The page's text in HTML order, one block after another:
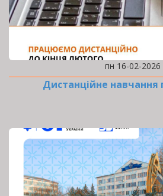
пн 16-02-2026
Дистанційне